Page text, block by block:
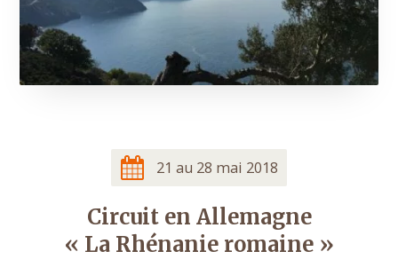
21 au 28 mai 2018
Circuit en Allemagne
« La Rhénanie romaine »